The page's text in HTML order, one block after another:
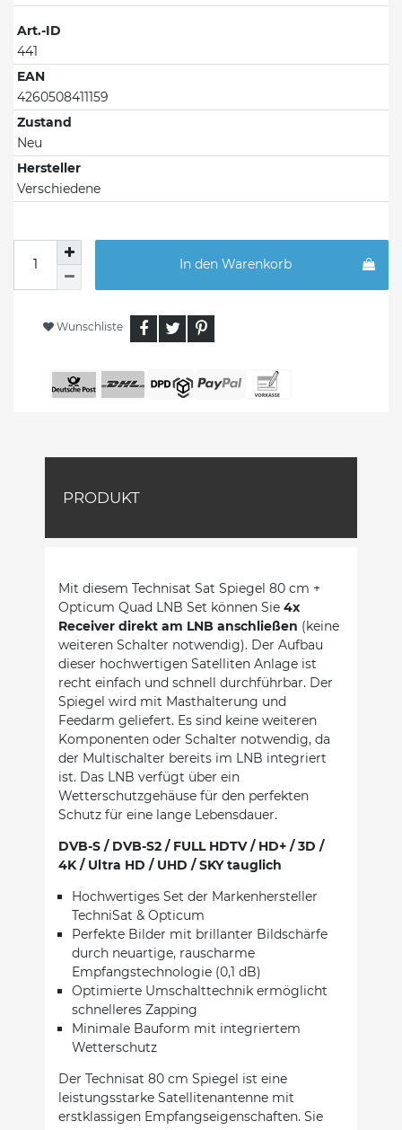
Art.-ID
441
EAN
4260508411159
Zustand
Neu
Hersteller
Verschiedene
In den Warenkorb
Wunschliste
PRODUKT
Mit diesem Technisat Sat Spiegel 80 cm +
Opticum Quad LNB Set können Sie 4x
Receiver direkt am LNB anschließen (keine
weiteren Schalter notwendig). Der Aufbau
dieser hochwertigen Satelliten Anlage ist
recht einfach und schnell durchführbar. Der
Spiegel wird mit Masthalterung und
Feedarm geliefert. Es sind keine weiteren
Komponenten oder Schalter notwendig, da
der Multischalter bereits im LNB integriert
ist. Das LNB verfügt über ein
Wetterschutzgehäuse für den perfekten
Schutz für eine lange Lebensdauer.
DVB-S / DVB-S2 / FULL HDTV / HD+ / 3D /
4K / Ultra HD / UHD / SKY tauglich
Hochwertiges Set der Markenhersteller
TechniSat & Opticum
Perfekte Bilder mit brillanter Bildschärfe
durch neuartige, rauscharme
Empfangstechnologie (0,1 dB)
Optimierte Umschalttechnik ermöglicht
schnelleres Zapping
Minimale Bauform mit integriertem
Wetterschutz
Der Technisat 80 cm Spiegel ist eine
leistungsstarke Satellitenantenne mit
erstklassigen Empfangseigenschaften. Sie